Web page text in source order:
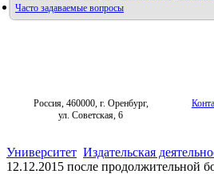
Фотогалерея
Часто задаваемые вопросы
Россия, 460000, г. Оренбург,
ул. Советская, 6
Университет Издательская
12.12.2015 после продолжительной